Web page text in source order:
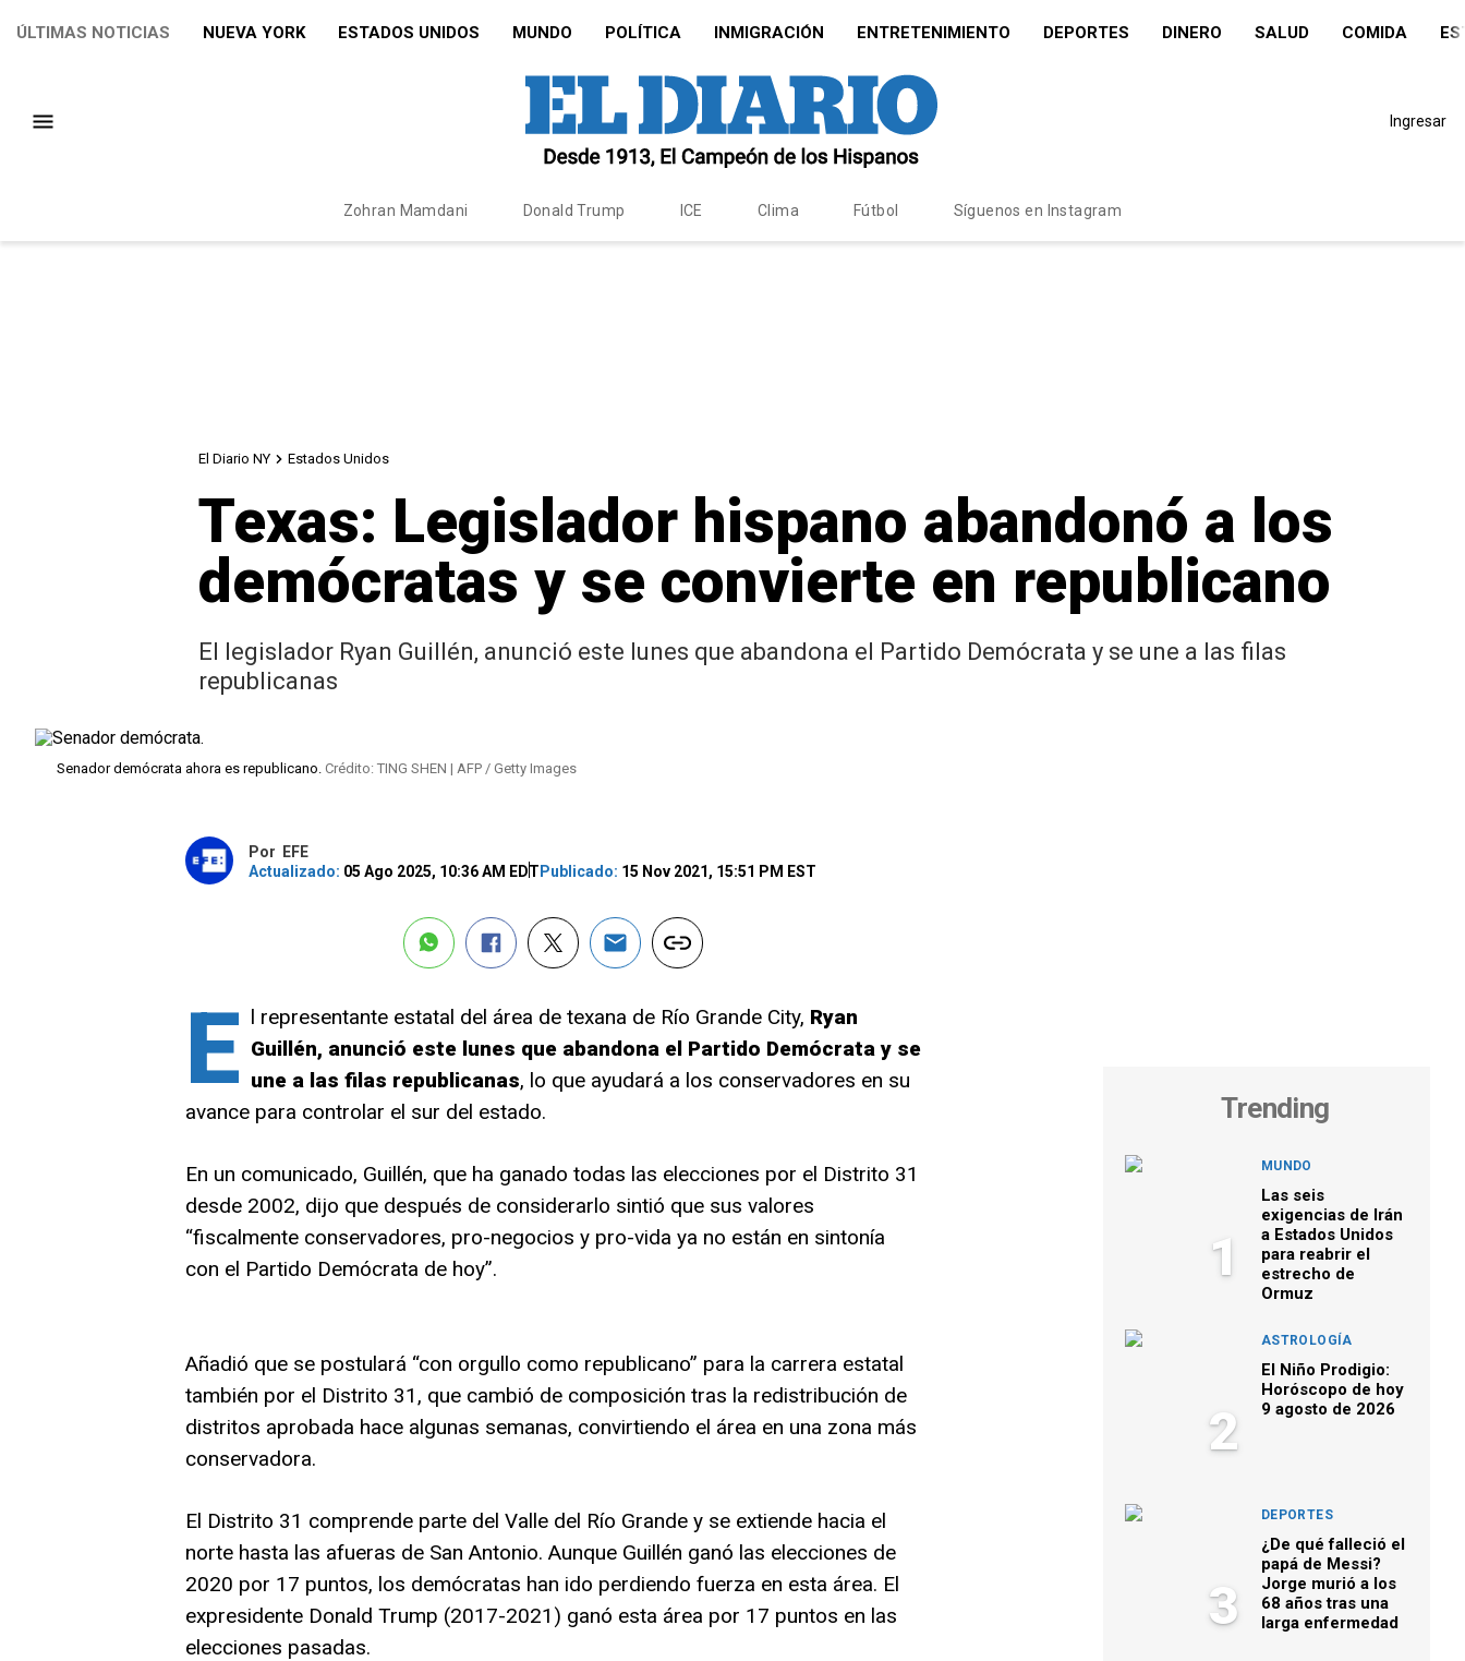
ÚLTIMAS NOTICIAS NUEVA YORK ESTADOS UNIDOS MUNDO POLÍTICA INMIGRACIÓN ENTRETENIMIENTO DEPORTES DINERO SALUD COMIDA
Ingresar
Zohran Mamdani Donald Trump ICE Clima Fútbol Síguenos en Instagram
El Diario NY Estados Unidos
Texas: Legislador hispano abandonó a los
demócratas y se convierte en republicano
El legislador Ryan Guillén, anunció este lunes que abandona el Partido Demócrata y se une a las filas
republicanas
Senador demócrata ahora es republicano. Crédito: TING SHEN | AFP / Getty Images
Por
EFE
Actualizado: 05 Ago 2025, 10:36 AM EDT Publicado: 15 Nov 2021, 15:51 PM EST
E l representante estatal del área de texana de Río Grande City, Ryan
Guillén, anunció este lunes que abandona el Partido Demócrata y se
une a las filas republicanas, lo que ayudará a los conservadores en su
avance para controlar el sur del estado.
En un comunicado, Guillén, que ha ganado todas las elecciones por el Distrito 31
desde 2002, dijo que después de considerarlo sintió que sus valores
“fiscalmente conservadores, pro-negocios y pro-vida ya no están en sintonía
con el Partido Demócrata de hoy”.
Añadió que se postulará “con orgullo como republicano” para la carrera estatal
también por el Distrito 31, que cambió de composición tras la redistribución de
distritos aprobada hace algunas semanas, convirtiendo el área en una zona más
conservadora.
El Distrito 31 comprende parte del Valle del Río Grande y se extiende hacia el
norte hasta las afueras de San Antonio. Aunque Guillén ganó las elecciones de
2020 por 17 puntos, los demócratas han ido perdiendo fuerza en esta área. El
expresidente Donald Trump (2017-2021) ganó esta área por 17 puntos en las
elecciones pasadas.
Trending
1
MUNDO
Las seis
exigencias de Irán
a Estados Unidos
para reabrir el
estrecho de
Ormuz
2
ASTROLOGÍA
El Niño Prodigio:
Horóscopo de hoy
9 agosto de 2026
3
DEPORTES
¿De qué falleció el
papá de Messi?
Jorge murió a los
68 años tras una
larga enfermedad